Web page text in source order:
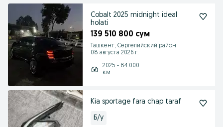
Cobalt 2025 midnight ideal
holati
139 510 800 сум
Ташкент, Сергелийский район
08 августа 2026 г.
2025 - 84 000
км
Kia sportage fara chap taraf
Б/у